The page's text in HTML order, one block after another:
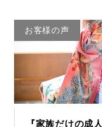
お客様の声